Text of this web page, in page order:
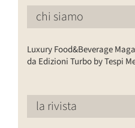
chi siamo
Luxury Food&Beverage
da Edizioni Turbo by Tespi
la rivista